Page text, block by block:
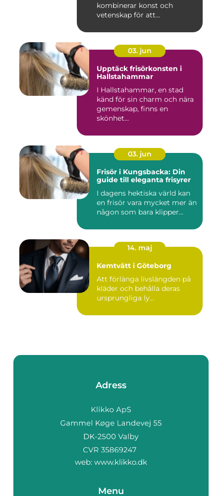
kombinerar konst och
vetenskap för att...
03. jun
Upptäck frisörkonsten i
Hallstahammar
I Hallstahammar, en stad
känd för sin charm och nära
gemenskap, finns en
skönhet...
03. jun
Frisör i Kungsbacka: Din
guide till eleganta frisyrer
I dagens hektiska värld kan
en frisör vara mycket mer än
någon som bara klipper...
14. maj
Kemtvätt i Göteborg
Att förlänga livslängden på
kläder och behålla deras
ursprungliga ly...
Adress
web: www.klikko.dk
Menu